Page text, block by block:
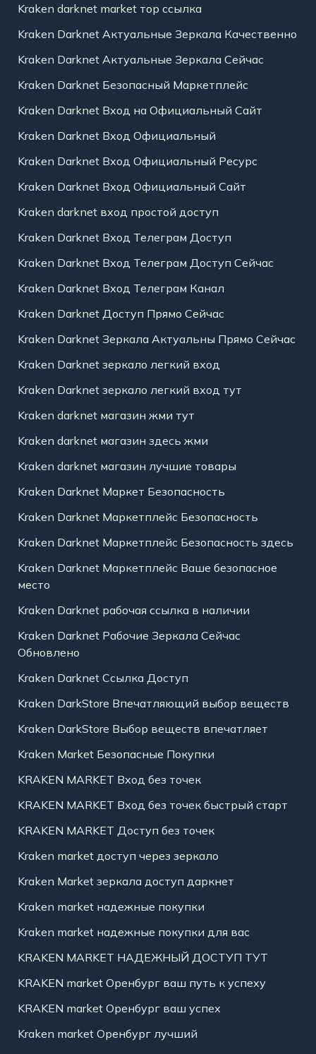
Kraken darknet market тор ссылка
Kraken Darknet Актуальные Зеркала Качественно
Kraken Darknet Актуальные Зеркала Сейчас
Kraken Darknet Безопасный Маркетплейс
Kraken Darknet Вход на Официальный Сайт
Kraken Darknet Вход Официальный
Kraken Darknet Вход Официальный Ресурс
Kraken Darknet Вход Официальный Сайт
Kraken darknet вход простой доступ
Kraken Darknet Вход Телеграм Доступ
Kraken Darknet Вход Телеграм Доступ Сейчас
Kraken Darknet Вход Телеграм Канал
Kraken Darknet Доступ Прямо Сейчас
Kraken Darknet Зеркала Актуальны Прямо Сейчас
Kraken Darknet зеркало легкий вход
Kraken Darknet зеркало легкий вход тут
Kraken darknet магазин жми тут
Kraken darknet магазин здесь жми
Kraken darknet магазин лучшие товары
Kraken Darknet Маркет Безопасность
Kraken Darknet Маркетплейс Безопасность
Kraken Darknet Маркетплейс Безопасность здесь
Kraken Darknet Маркетплейс Ваше безопасное
место
Kraken Darknet рабочая ссылка в наличии
Kraken Darknet Рабочие Зеркала Сейчас
Обновлено
Kraken Darknet Ссылка Доступ
Kraken DarkStore Впечатляющий выбор веществ
Kraken DarkStore Выбор веществ впечатляет
Kraken Market Безопасные Покупки
KRAKEN MARKET Вход без точек
KRAKEN MARKET Вход без точек быстрый старт
KRAKEN MARKET Доступ без точек
Kraken market доступ через зеркало
Kraken Market зеркала доступ даркнет
Kraken market надежные покупки
Kraken market надежные покупки для вас
KRAKEN MARKET НАДЕЖНЫЙ ДОСТУП ТУТ
KRAKEN market Оренбург ваш путь к успеху
KRAKEN market Оренбург ваш успех
Kraken market Оренбург лучший